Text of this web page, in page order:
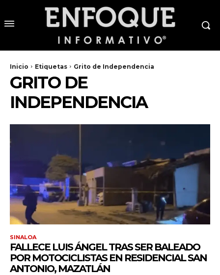
Inicio Etiquetas Grito de Independencia
GRITO DE
INDEPENDENCIA
SINALOA
FALLECE LUIS ÁNGEL TRAS SER BALEADO
POR MOTOCICLISTAS EN RESIDENCIAL SAN
ANTONIO, MAZATLÁN